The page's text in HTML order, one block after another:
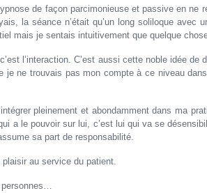
de façon parcimonieuse et passive en ne
la séance n’était qu’un long soliloque avec
mais je sentais intuitivement que quelque
l’interaction. C’est aussi cette noble idée de
ne trouvais pas mon compte à ce niveau
pleinement et abondamment dans ma
a le pouvoir sur lui, c’est lui qui va se
sa part de responsabilité.
au service du patient.
personnes…